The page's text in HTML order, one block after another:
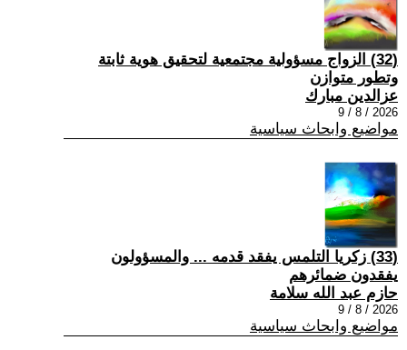
(32) الزواج مسؤولية مجتمعية لتحقيق هوية ثابتة
وتطور متوازن
عزالدين مبارك
2026 / 8 / 9
مواضيع وابحاث سياسية
(33) زكريا التلمس يفقد قدمه ... والمسؤولون
يفقدون ضمائرهم
حازم عبد الله سلامة
2026 / 8 / 9
مواضيع وابحاث سياسية